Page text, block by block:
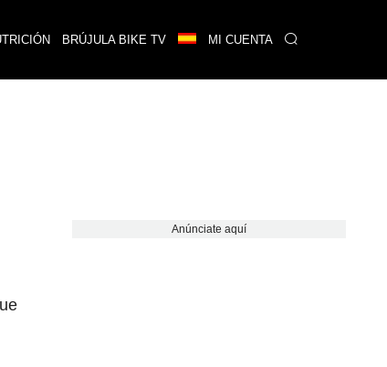
BRÚJULA BIKE TV MI CUENTA
Anúnciate aquí